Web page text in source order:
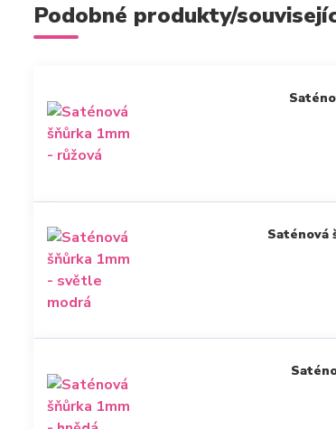
Podobné produkty/
Saténová